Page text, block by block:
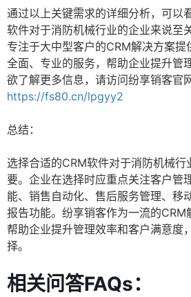
通过以上关键需求的详细分析，可以
软件对于消防机械行业的企业来说至
专注于大中型客户的CRM解决方案
全面、专业的服务，帮助企业提升管
欲了解更多信息，请访问纷享销客官网
https://fs80.cn/lpgyy2
总结：
选择合适的CRM软件对于消防机械行
要。企业在选择时应重点关注客户管
能、销售自动化、售后服务管理、移
报告功能。纷享销客作为一流的
帮助企业提升管理效率和客户满意度
择。
相关问答FAQs：